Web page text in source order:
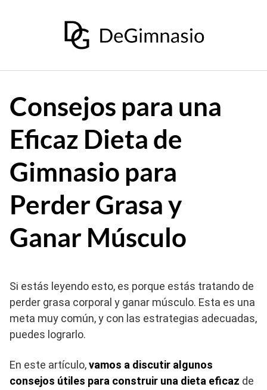
Consejos para una
Eficaz Dieta de
Gimnasio para
Perder Grasa y
Ganar Músculo
Si estás leyendo esto, es porque estás tratando de
perder grasa corporal y ganar músculo. Esta es una
meta muy común, y con las estrategias adecuadas,
puedes lograrlo.
En este artículo,vamos a discutir algunos
consejos útiles para construir una dieta eficaz de